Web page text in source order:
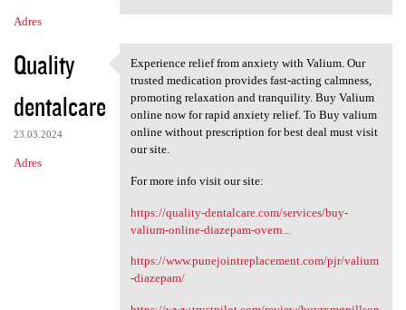
Adres
Quality
dentalcare
23.03.2024
Adres
Experience relief from
Experience relief from anxiety with Valium. Our
trusted medication provides fast-acting calmness,
promoting relaxation and tranquility. Buy Valium
online now for rapid anxiety relief. To Buy valium
online without prescription for best deal must visit
our site.
For more info visit our site:
https://quality-dentalcare.com/services/buy-
valium-online-diazepam-overn...
https://www.punejointreplacement.com/pjr/valium
-diazepam/